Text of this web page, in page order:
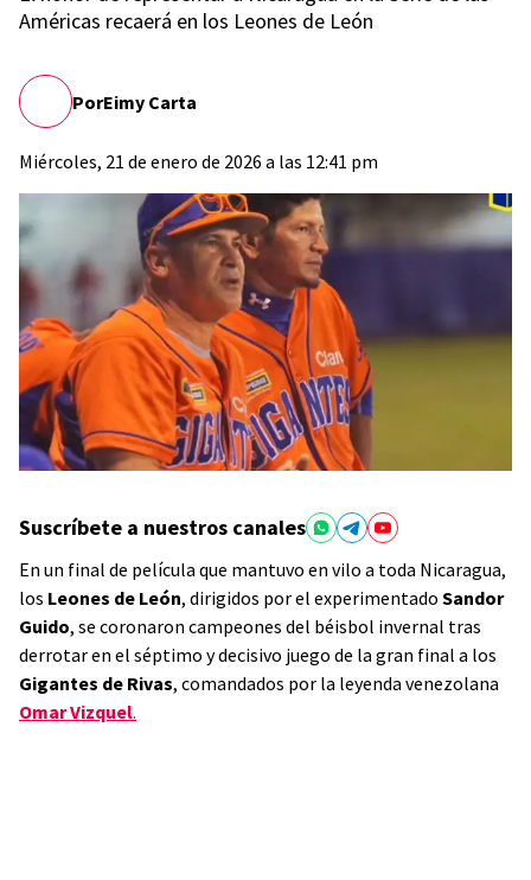
Américas recaerá en los Leones de León
PorEimy Carta
Miércoles, 21 de enero de 2026 a las 12:41 pm
Suscríbete a nuestros canales
En un final de película que mantuvo en vilo a toda Nicaragua,
los Leones de León, dirigidos por el experimentado Sandor
Guido, se coronaron campeones del béisbol invernal tras
derrotar en el séptimo y decisivo juego de la gran final a los
Gigantes de Rivas, comandados por la leyenda venezolana
Omar Vizquel.